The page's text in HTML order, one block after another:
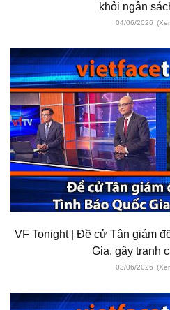
khỏi ngân
04/06/2026
VF Tonight | Đề cử Tân giám
Gia, gây tranh
03/06/2026